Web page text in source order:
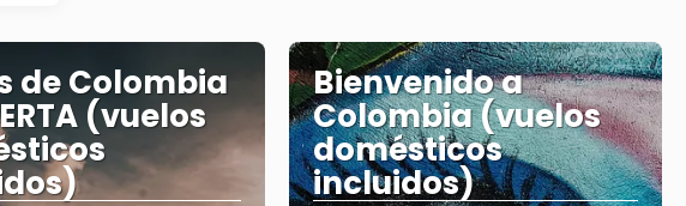
de Colombia
(vuelos
Bienvenido a
Colombia (vuelos
domésticos
incluidos)